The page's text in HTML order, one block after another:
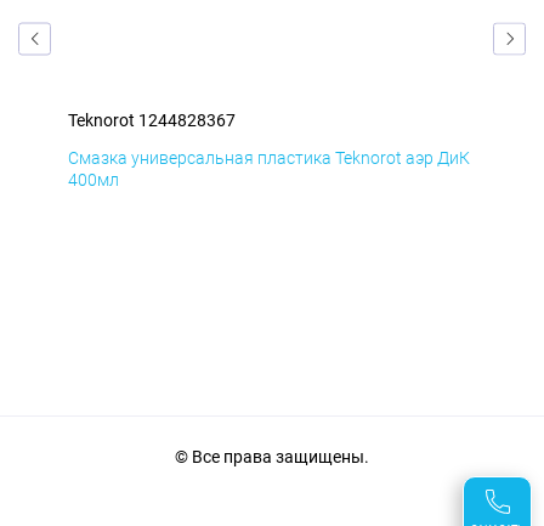
Teknorot 1244828367
Смазка универсальная пластика Teknorot аэр ДиК
400мл
© Все права защищены.